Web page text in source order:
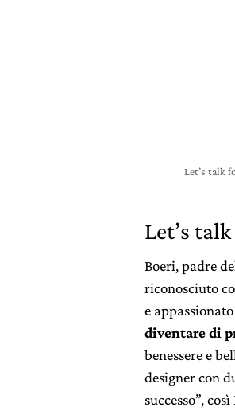
Let’s talk
Let’s
Boeri, padre
riconosciuto
e
diventare di
benessere e
designer con
successo”,